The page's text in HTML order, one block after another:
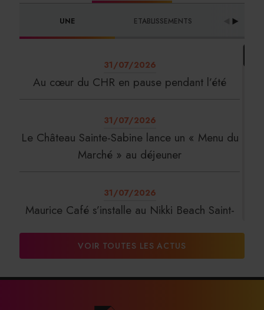
UNE ETABLISSEMENTS
31/07/2026
Au cœur du CHR en pause pendant l’été
31/07/2026
Le Château Sainte-Sabine lance un « Menu du
Marché » au déjeuner
31/07/2026
Maurice Café s’installe au Nikki Beach Saint-
DalterFood Group franchit les 200 millions
VOIR TOUTES LES ACTUS